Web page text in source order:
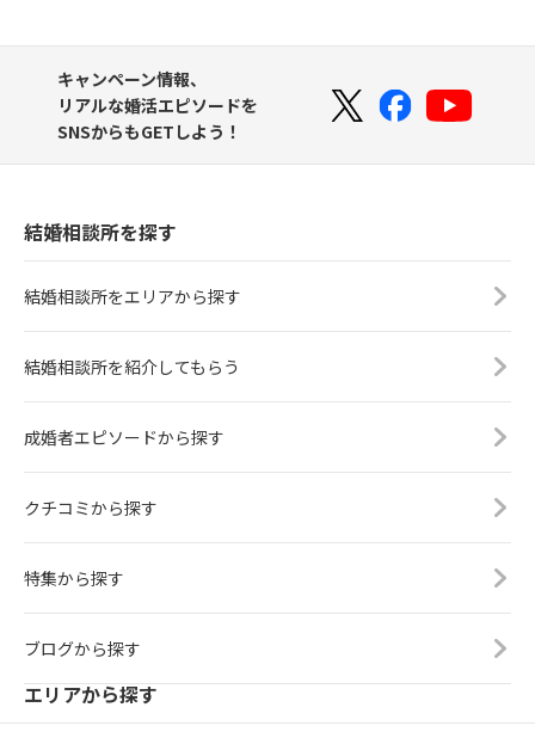
キャンペーン情報、
リアルな婚活エピソードを
SNSからもGETしよう！
結婚相談所を探す
結婚相談所をエリアから探す
結婚相談所を紹介してもらう
成婚者エピソードから探す
クチコミから探す
特集から探す
ブログから探す
エリアから探す